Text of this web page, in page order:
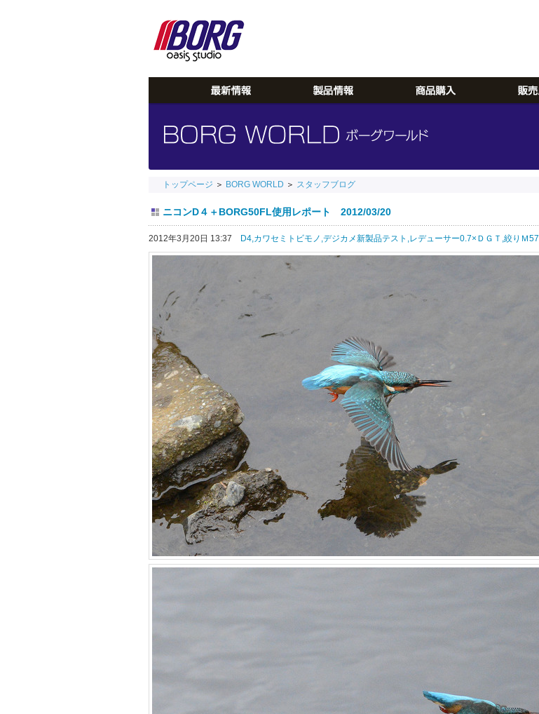
トップページ ＞ BORG WORLD ＞ スタッフブログ
ニコンD４＋BORG50FL使用レポート 2012/03/20
2012年3月20日 13:37 D4,カワセミトビモノ,デジカメ新製品テスト,レデューサー0.7×ＤＧＴ,絞りＭ57